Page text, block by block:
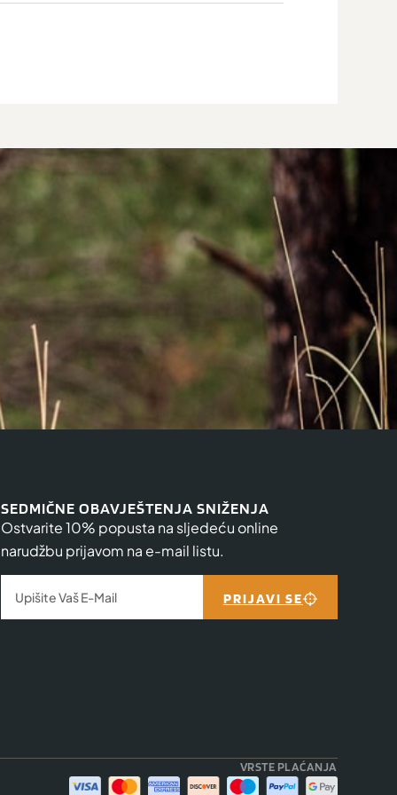
SEDMIČNE OBAVJEŠTENJA SNIŽENJA
Ostvarite 10% popusta na sljedeću online
narudžbu prijavom na e-mail listu.
PRIJAVI SE
VRSTE PLAĆANJA